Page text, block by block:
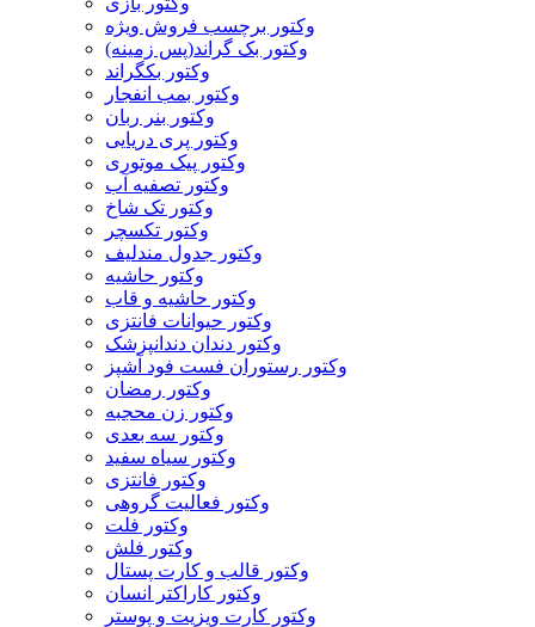
وکتور برچسب فروش ویژه
وکتور بک گراند(پس زمینه)
وکتور بکگراند
وکتور بمب انفجار
وکتور بنر ربان
وکتور پری دریایی
وکتور پیک موتوری
وکتور تصفیه آب
وکتور تک شاخ
وکتور تکسچر
وکتور جدول مندلیف
وکتور حاشیه
وکتور حاشیه و قاب
وکتور حیوانات فانتزی
وکتور دندان دندانپزشک
وکتور رستوران فست فود آشپز
وکتور رمضان
وکتور زن محجبه
وکتور سه بعدی
وکتور سیاه سفید
وکتور فانتزی
وکتور فعالیت گروهی
وکتور فلت
وکتور فلش
وکتور قالب و کارت پستال
وکتور کاراکتر انسان
وکتور کارت ویزیت و پوستر